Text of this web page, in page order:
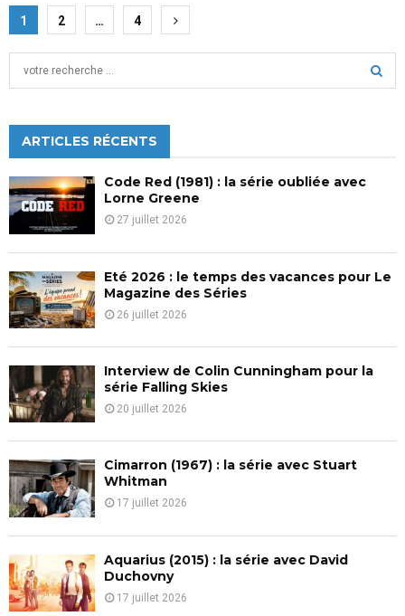
Pagination
des
publications
1 2 … 4
h
f
o
r
:
C
ARTICLES RÉCENTS
Code Red (1981) : la série oubliée avec
Lorne Greene
27 juillet 2026
Eté 2026 : le temps des vacances pour Le
Magazine des Séries
26 juillet 2026
Interview de Colin Cunningham pour la
série Falling Skies
20 juillet 2026
Cimarron (1967) : la série avec Stuart
Whitman
17 juillet 2026
Aquarius (2015) : la série avec David
Duchovny
17 juillet 2026